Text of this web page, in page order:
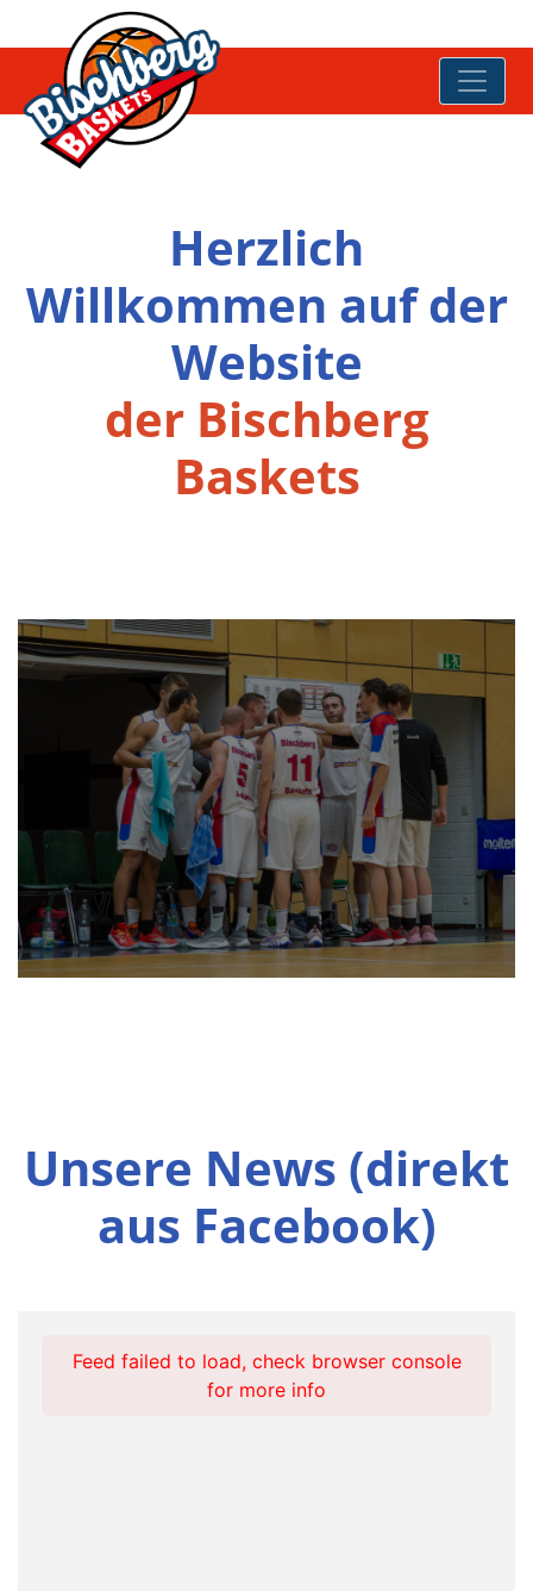
Herzlich
Willkommen auf der
Website
der Bischberg
Baskets
Unsere News (direkt
aus Facebook)
Feed failed to load, check browser console
for more info